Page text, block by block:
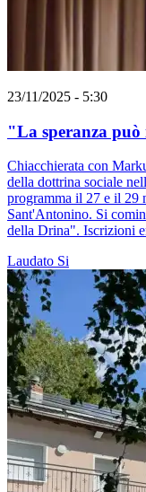
23/11/2025 - 5:30
"La speranza
Chiacchierata con
della dottrina sociale
programma il 27 e il 29
Sant'Antonino. Si
della Drina". Iscrizioni
Laudato Si